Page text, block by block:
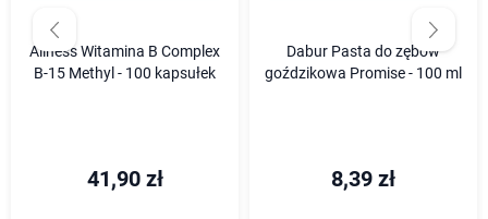
Aliness Witamina B Complex
B-15 Methyl - 100 kapsułek
41,90 zł
Dabur Pasta do zębów
goździkowa Promise - 100 ml
8,39 zł